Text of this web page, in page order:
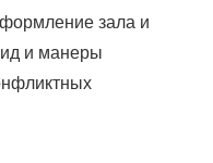
зала и
и манеры